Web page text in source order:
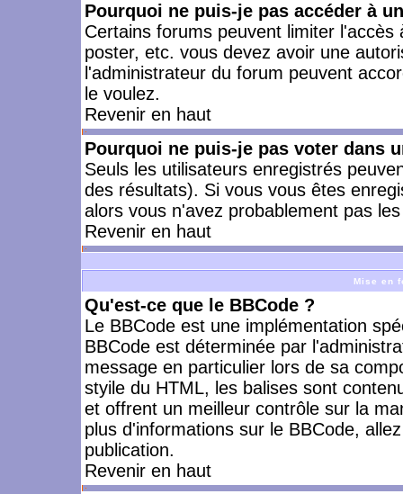
Pourquoi ne puis-je pas accéder à
Certains forums peuvent limiter
poster, etc. vous devez avoir une
l'administrateur du forum peuvent
le voulez.
Revenir en haut
Pourquoi ne puis-je pas voter dans
Seuls les utilisateurs enregistrés
des résultats). Si vous vous êtes
alors vous n'avez probablement pas
Revenir en haut
Mise en
Qu'est-ce que le BBCode ?
Le BBCode est une implémentation
BBCode est déterminée par
message en particulier lors de sa
styile du HTML, les balises sont
et offrent un meilleur contrôle sur la
plus d'informations sur le BBCode,
publication.
Revenir en haut